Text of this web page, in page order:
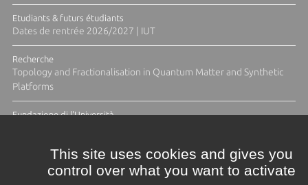
Etudiants & futurs étudiants
Dates de rentrée 2026/2027 | IUT
Recherche
Topology and Fractionalisation in Quantum Matter and Synthetic
Platforms
Fundazione di l'Università
This site uses cookies and gives you
control over what you want to activate